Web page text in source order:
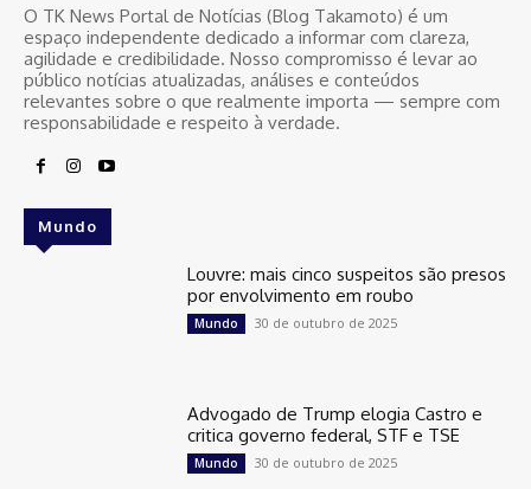
O TK News Portal de Notícias (Blog Takamoto) é um
espaço independente dedicado a informar com clareza,
agilidade e credibilidade. Nosso compromisso é levar ao
público notícias atualizadas, análises e conteúdos
relevantes sobre o que realmente importa — sempre com
responsabilidade e respeito à verdade.
Mundo
Louvre: mais cinco suspeitos são presos
por envolvimento em roubo
Mundo 30 de outubro de 2025
Advogado de Trump elogia Castro e
critica governo federal, STF e TSE
Mundo 30 de outubro de 2025